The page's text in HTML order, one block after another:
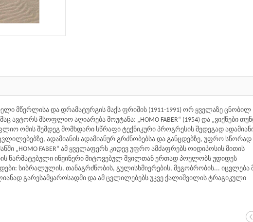
მწერლისა და დრამატურგის მაქს ფრიშის (1911-1991) ორ ყველაზე ცნობილ
ავტორს მსოფლიო აღიარება მოუტანა: „HOMO FABER“ (1954) და „ვიქნები
ომის შემდეგ მომხდარი სწრაფი ტექნიკური პროგრესის შედეგად
ადამიანის ადამიანურ გრძნობებსა და განცდებზე, უფრო სწორად
„HOMO FABER“ ამ ყველაფერს კიდევ უფრო ამძაფრებს ოიდიპოსის მითის
წარმატებული ინჟინერი მიტოვებულ შვილთან ერთად პოულობს უდიდეს
სიბრალულის, თანაგრძნობის, გულისხმიერების, მეგობრობის... იცვლება
გარესამყაროსადმი და ამ ცვლილებებს უკვე ქალიშვილის ტრაგიკული